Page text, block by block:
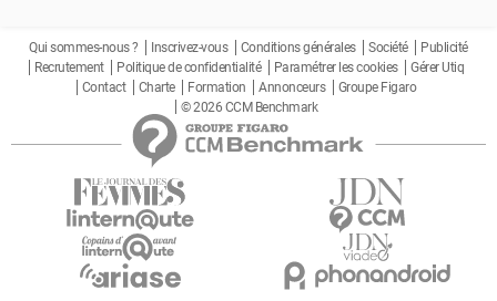
Qui sommes-nous ? Inscrivez-vous Conditions générales Société
Publicité
Recrutement
Politique de confidentialité Paramétrer les cookies
Gérer Utiq
Contact
Charte Formation Annonceurs
Groupe Figaro
© 2026 CCM Benchmark